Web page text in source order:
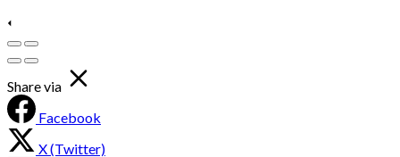
Share via
Facebook
X (Twitter)